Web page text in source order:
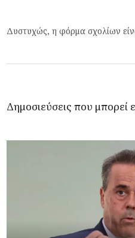
Δυστυχώς, η φόρμα σχολίων
Δημοσιεύσεις που μπορεί